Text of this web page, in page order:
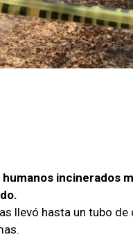
incinerados
llevó hasta un tubo